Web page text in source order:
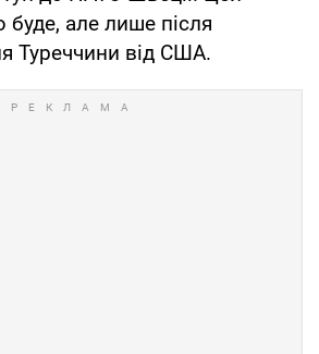
але лише після
Туреччини від США.